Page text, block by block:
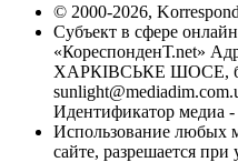
© 2000-2026,
Субъект в сфере
«КореспонденТ.net»
ХАРКІВСЬКЕ ШОСЕ,
Идентификатор медиа -
Использование любых
сайте, разрешается